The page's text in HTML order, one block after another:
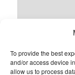
To provide the best
and/or access device
allow us to process